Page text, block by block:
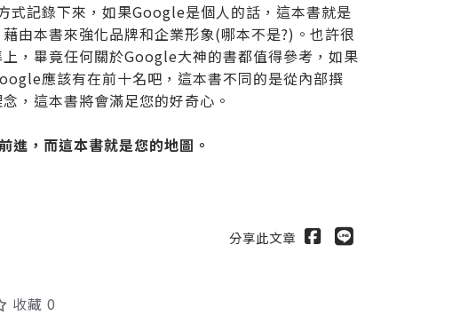
記錄下來，如果Google是個人的話，這本書就是
由本書來強化品牌和企業形象(哪本不是?)。也許很
，畢竟任何關於Google大神的書都值得參考，如果
應該有在前十名吧，這本書不同的是從內部撰
，這本書將會滿足您的好奇心。
，而這本書就是您的地圖。
分享此文章
收藏 0